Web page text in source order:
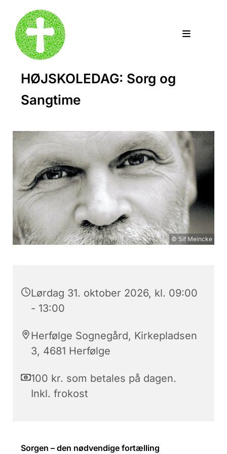
HØJSKOLEDAG: Sorg og
Sangtime
© Sif Meincke
Lørdag 31. oktober 2026, kl. 09:00
- 13:00
Herfølge Sognegård, Kirkepladsen
3, 4681 Herfølge
100 kr. som betales på dagen.
Inkl. frokost
Sorgen – den nødvendige fortælling